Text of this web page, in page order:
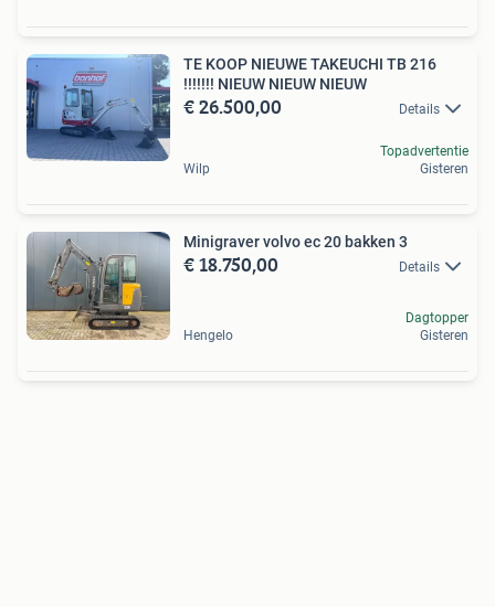
TE KOOP NIEUWE TAKEUCHI TB 216
!!!!!!! NIEUW NIEUW NIEUW
€ 26.500,00 Details
Wilp
Topadvertentie
Gisteren
Minigraver volvo ec 20 bakken 3
€ 18.750,00 Details
Hengelo
Dagtopper
Gisteren